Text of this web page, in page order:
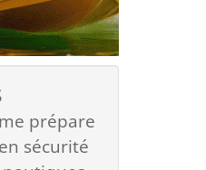
prépare
sécurité